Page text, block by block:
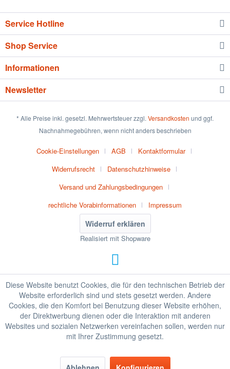
Service Hotline
Shop Service
Informationen
Newsletter
* Alle Preise inkl. gesetzl. Mehrwertsteuer zzgl. Versandkosten und ggf.
Nachnahmegebühren, wenn nicht anders beschrieben
Cookie-Einstellungen AGB
Kontaktformular
Widerrufsrecht
Datenschutzhinweise
Versand und Zahlungsbedingungen
rechtliche Vorabinformationen
Impressum
Widerruf erklären
Realisiert mit Shopware
Diese Website benutzt Cookies, die für den technischen Betrieb der
Website erforderlich sind und stets gesetzt werden. Andere
Cookies, die den Komfort bei Benutzung dieser Website erhöhen,
der Direktwerbung dienen oder die Interaktion mit anderen
Websites und sozialen Netzwerken vereinfachen sollen, werden nur
mit Ihrer Zustimmung gesetzt.